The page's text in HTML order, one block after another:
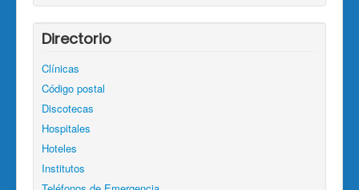
Directorio
Clínicas
Código postal
Discotecas
Hospitales
Hoteles
Institutos